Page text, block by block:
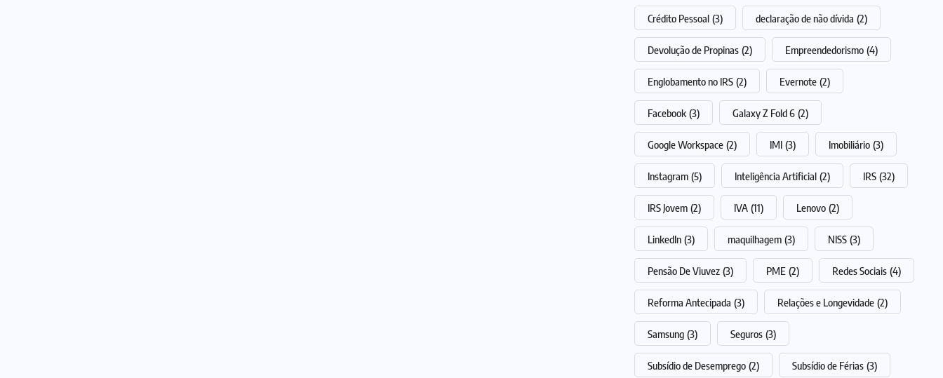
Crédito Pessoal (3) declaração de não dívida (2)
Devolução de Propinas (2) Empreendedorismo (4)
Englobamento no IRS (2) Evernote (2)
Facebook (3) Galaxy Z Fold 6 (2)
Google Workspace (2) IMI (3) Imobiliário (3)
Instagram (5) Inteligência Artificial (2) IRS (32)
IRS Jovem (2) IVA (11) Lenovo (2)
LinkedIn (3) maquilhagem (3) NISS (3)
Pensão De Viuvez (3) PME (2) Redes Sociais (4)
Reforma Antecipada (3) Relações e Longevidade (2)
Samsung (3) Seguros (3)
Subsídio de Desemprego (2) Subsídio de Férias (3)